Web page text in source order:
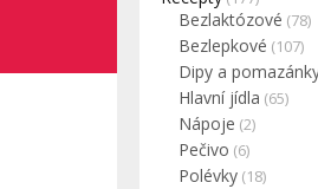
Bezlaktózové (78)
Bezlepkové (107)
Dipy a
Hlavní jídla (65)
Nápoje (2)
Pečivo (6)
Polévky (18)